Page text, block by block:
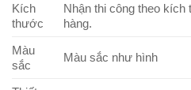
Kích
thước
Nhận thi công theo
hàng.
Màu
sắc
Màu sắc như hình